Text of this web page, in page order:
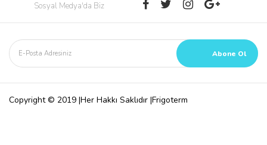
Sosyal Medya'da Biz
Copyright © 2019 |Her Hakkı Saklıdır |Frigoterm